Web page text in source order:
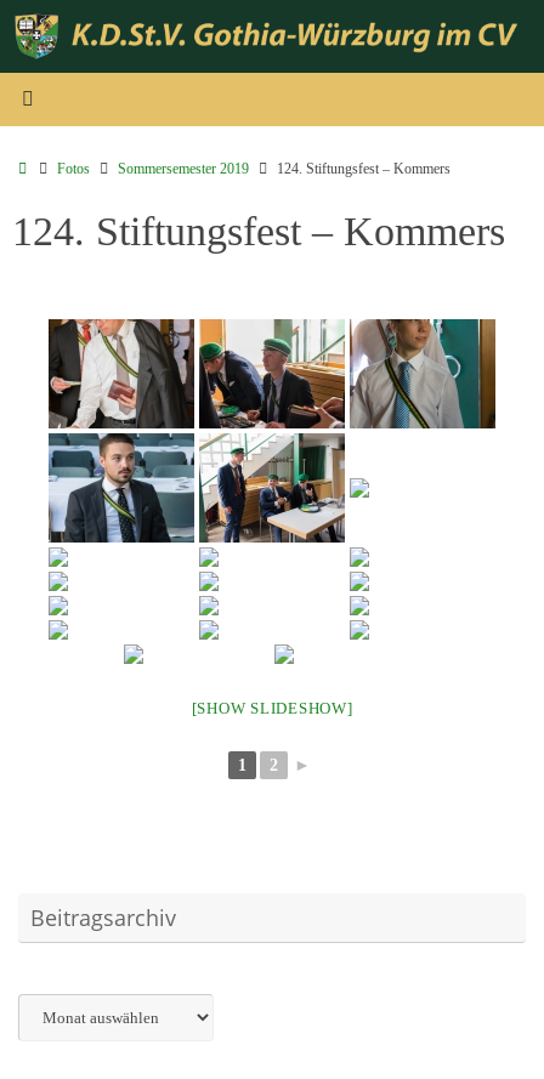
Zum
Inhalt
springen
StartFotos Sommersemester 2019 124. Stiftungsfest – Kommers
124. Stiftungsfest – Kommers
[SHOW SLIDESHOW]
1 2 ►
Beitragsarchiv